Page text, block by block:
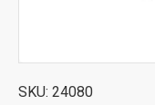
SKU: 24080